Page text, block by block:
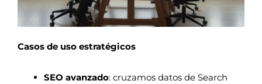
Casos de uso estratégicos
SEO avanzado: cruzamos datos de Search